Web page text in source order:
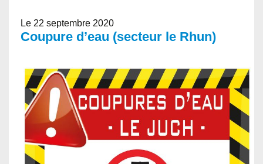
Le 22 septembre 2020
Coupure d’eau (secteur le Rhun)